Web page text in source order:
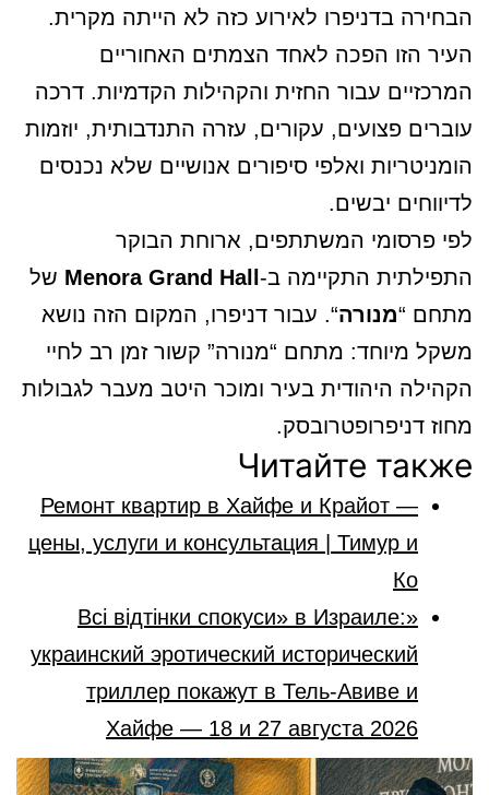
הבחירה בדניפרו לאירוע כזה לא הייתה מקרית.
העיר הזו הפכה לאחד הצמתים האחוריים
המרכזיים עבור החזית והקהילות הקדמיות. דרכה
עוברים פצועים, עקורים, עזרה התנדבותית, יוזמות
הומניטריות ואלפי סיפורים אנושיים שלא נכנסים
לדיווחים יבשים.
לפי פרסומי המשתתפים, ארוחת הבוקר
התפילתית התקיימה ב- Menora Grand Hall של
מתחם “מנורה“. עבור דניפרו, המקום הזה נושא
משקל מיוחד: מתחם “מנורה” קשור זמן רב לחיי
הקהילה היהודית בעיר ומוכר היטב מעבר לגבולות
מחוז דניפרופטרובסק.
Читайте также
Ремонт квартир в Хайфе и Крайот —
цены, услуги и консультация | Тимур и
Ко
«Всі відтінки спокуси» в Израиле:
украинский эротический исторический
триллер покажут в Тель-Авиве и
Хайфе — 18 и 27 августа 2026